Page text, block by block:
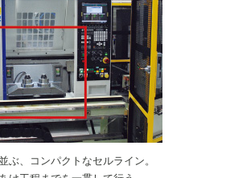
ぶ、コンパクトなセルライン。